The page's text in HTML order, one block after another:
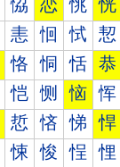
恊 恋 恌 恍
恚 恛 恜 恝
恪 恫 恬 恭
恺 恻 恼 恽
悊 悋 悌 悍
悚 悛 悜 悝